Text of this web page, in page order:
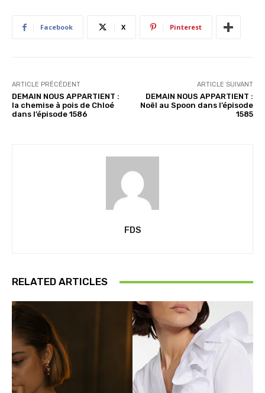
n
Facebook X Pinterest
ARTICLE PRÉCÉDENT
DEMAIN NOUS APPARTIENT :
la chemise à pois de Chloé
dans l’épisode 1586
ARTICLE SUIVANT
DEMAIN NOUS APPARTIENT :
Noël au Spoon dans l’épisode
1585
FDS
RELATED ARTICLES